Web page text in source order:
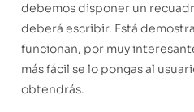
debemos disponer un
deberá escribir. Está
funcionan, por muy
más fácil se lo pongas al
obtendrás.